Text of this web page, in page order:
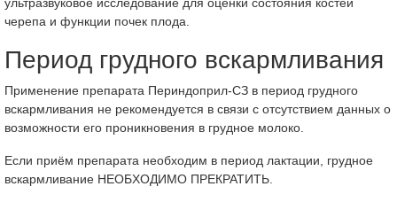
черепа и функции почек плода.
Период грудного вскармливания
Применение препарата Периндоприл-СЗ в период грудного
вскармливания не рекомендуется в связи с отсутствием данных о
возможности его проникновения в грудное молоко.
Если приём препарата необходим в период лактации, грудное
вскармливание НЕОБХОДИМО ПРЕКРАТИТЬ.